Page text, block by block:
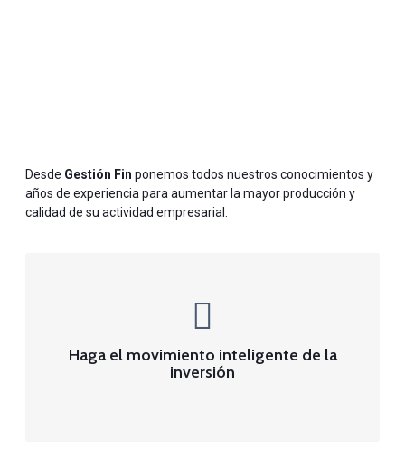
Desde Gestión Fin ponemos todos nuestros conocimientos y
años de experiencia para aumentar la mayor producción y
calidad de su actividad empresarial.
Haga el movimiento inteligente de la
inversión